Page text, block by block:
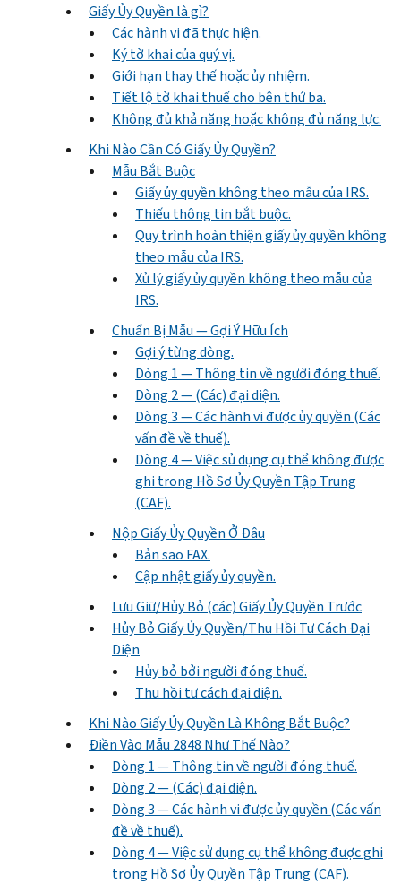
Giấy Ủy Quyền là gì?
Các hành vi đã thực hiện.
Ký tờ khai của quý vị.
Giới hạn thay thế hoặc ủy nhiệm.
Tiết lộ tờ khai thuế cho bên thứ ba.
Không đủ khả năng hoặc không đủ năng lực.
Khi Nào Cần Có Giấy Ủy Quyền?
Mẫu Bắt Buộc
Giấy ủy quyền không theo mẫu của IRS.
Thiếu thông tin bắt buộc.
Quy trình hoàn thiện giấy ủy quyền không
theo mẫu của IRS.
Xử lý giấy ủy quyền không theo mẫu của
IRS.
Chuẩn Bị Mẫu — Gợi Ý Hữu Ích
Gợi ý từng dòng.
Dòng 1 — Thông tin về người đóng thuế.
Dòng 2 — (Các) đại diện.
Dòng 3 — Các hành vi được ủy quyền (Các
vấn đề về thuế).
Dòng 4 — Việc sử dụng cụ thể không được
ghi trong Hồ Sơ Ủy Quyền Tập Trung
(CAF).
Nộp Giấy Ủy Quyền Ở Đâu
Bản sao FAX.
Cập nhật giấy ủy quyền.
Lưu Giữ/Hủy Bỏ (các) Giấy Ủy Quyền Trước
Hủy Bỏ Giấy Ủy Quyền/Thu Hồi Tư Cách Đại
Diện
Hủy bỏ bởi người đóng thuế.
Thu hồi tư cách đại diện.
Khi Nào Giấy Ủy Quyền Là Không Bắt Buộc?
Điền Vào Mẫu 2848 Như Thế Nào?
Dòng 1 — Thông tin về người đóng thuế.
Dòng 2 — (Các) đại diện.
Dòng 3 — Các hành vi được ủy quyền (Các vấn
đề về thuế).
Dòng 4 — Việc sử dụng cụ thể không được ghi
trong Hồ Sơ Ủy Quyền Tập Trung (CAF).